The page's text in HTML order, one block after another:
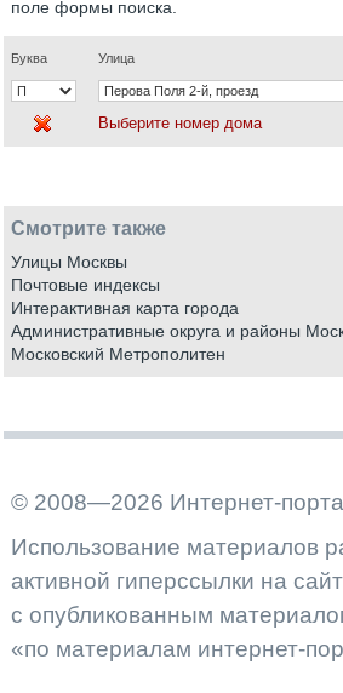
поле формы поиска.
Буква Улица
Выберите номер дома
Смотрите также
Улицы Москвы
Почтовые индексы
Интерактивная карта города
Административные округа и районы
Московский Метрополитен
© 2008—2026 Интернет-
Использование материалов
активной гиперссылки на
с опубликованным
«по материалам интернет-